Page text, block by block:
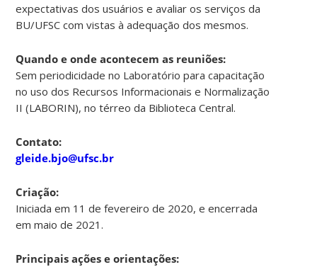
expectativas dos usuários e avaliar os serviços da
BU/UFSC com vistas à adequação dos mesmos.
Quando e onde acontecem as reuniões:
Sem periodicidade no Laboratório para capacitação
no uso dos Recursos Informacionais e Normalização
II (LABORIN), no térreo da Biblioteca Central.
Contato:
gleide.bjo@ufsc.br
Criação:
Iniciada em 11 de fevereiro de 2020, e encerrada
em maio de 2021.
Principais ações e orientações: